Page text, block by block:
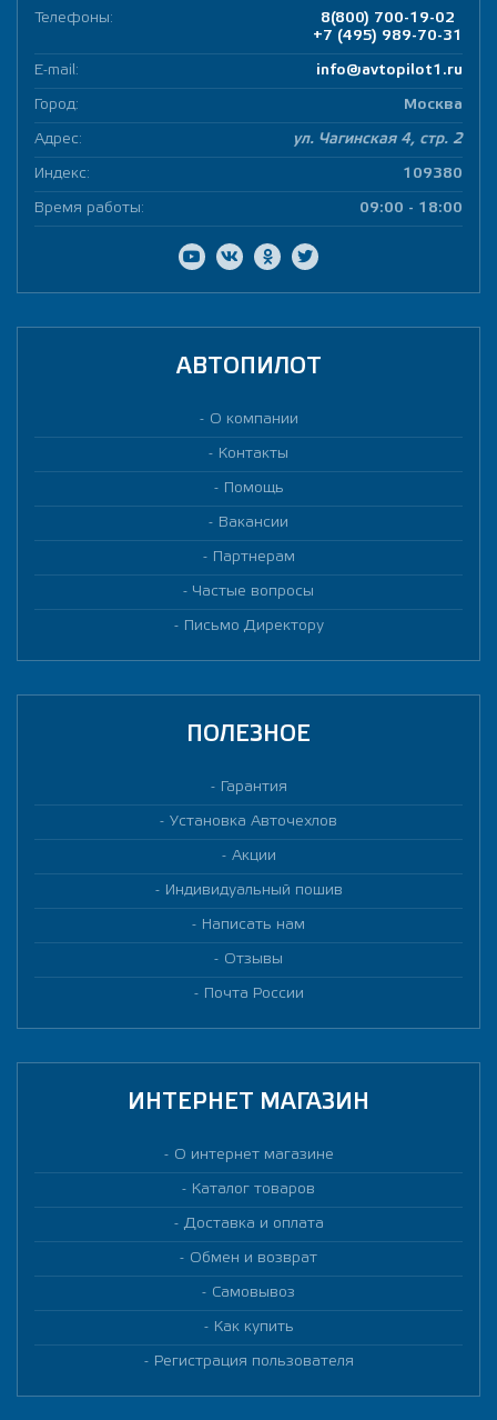
Телефоны:
8(800) 700-19-02
+7 (495) 989-70-31
E-mail: info@avtopilot1.ru
Город: Москва
Адрес: ул. Чагинская 4, стр. 2
Индекс: 109380
Время работы: 09:00 - 18:00
АВТОПИЛОТ
О компании
Контакты
Помощь
Вакансии
Партнерам
Частые вопросы
Письмо Директору
ПОЛЕЗНОЕ
Гарантия
Установка Авточехлов
Акции
Индивидуальный пошив
Написать нам
Отзывы
Почта России
ИНТЕРНЕТ МАГАЗИН
О интернет магазине
Каталог товаров
Доставка и оплата
Обмен и возврат
Самовывоз
Как купить
Регистрация пользователя